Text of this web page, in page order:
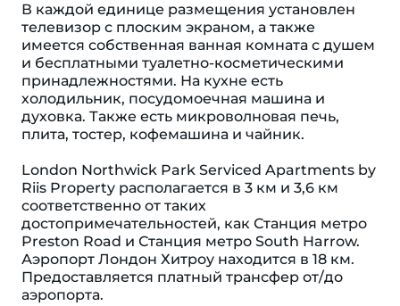
В каждой единице размещения установлен
телевизор с плоским экраном, а также
имеется собственная ванная комната с душем
и бесплатными туалетно-косметическими
принадлежностями. На кухне есть
холодильник, посудомоечная машина и
духовка. Также есть микроволновая печь,
плита, тостер, кофемашина и чайник.
London Northwick Park Serviced Apartments by
Riis Property располагается в 3 км и 3,6 км
соответственно от таких
достопримечательностей, как Станция метро
Preston Road и Станция метро South Harrow.
Аэропорт Лондон Хитроу находится в 18 км.
Предоставляется платный трансфер от/до
аэропорта.